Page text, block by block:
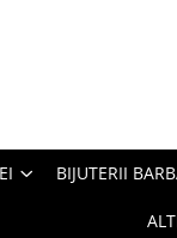
BIJUTERII